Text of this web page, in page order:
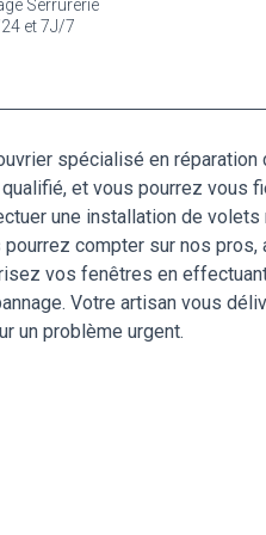
Serrurerie
et 7J/7
spécialisé en réparation
et vous pourrez
une installation de
compter sur nos pros,
vos fenêtres en
Votre artisan vous
un problème urgent.